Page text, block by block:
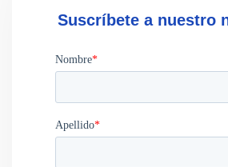
Suscríbete a nuestro